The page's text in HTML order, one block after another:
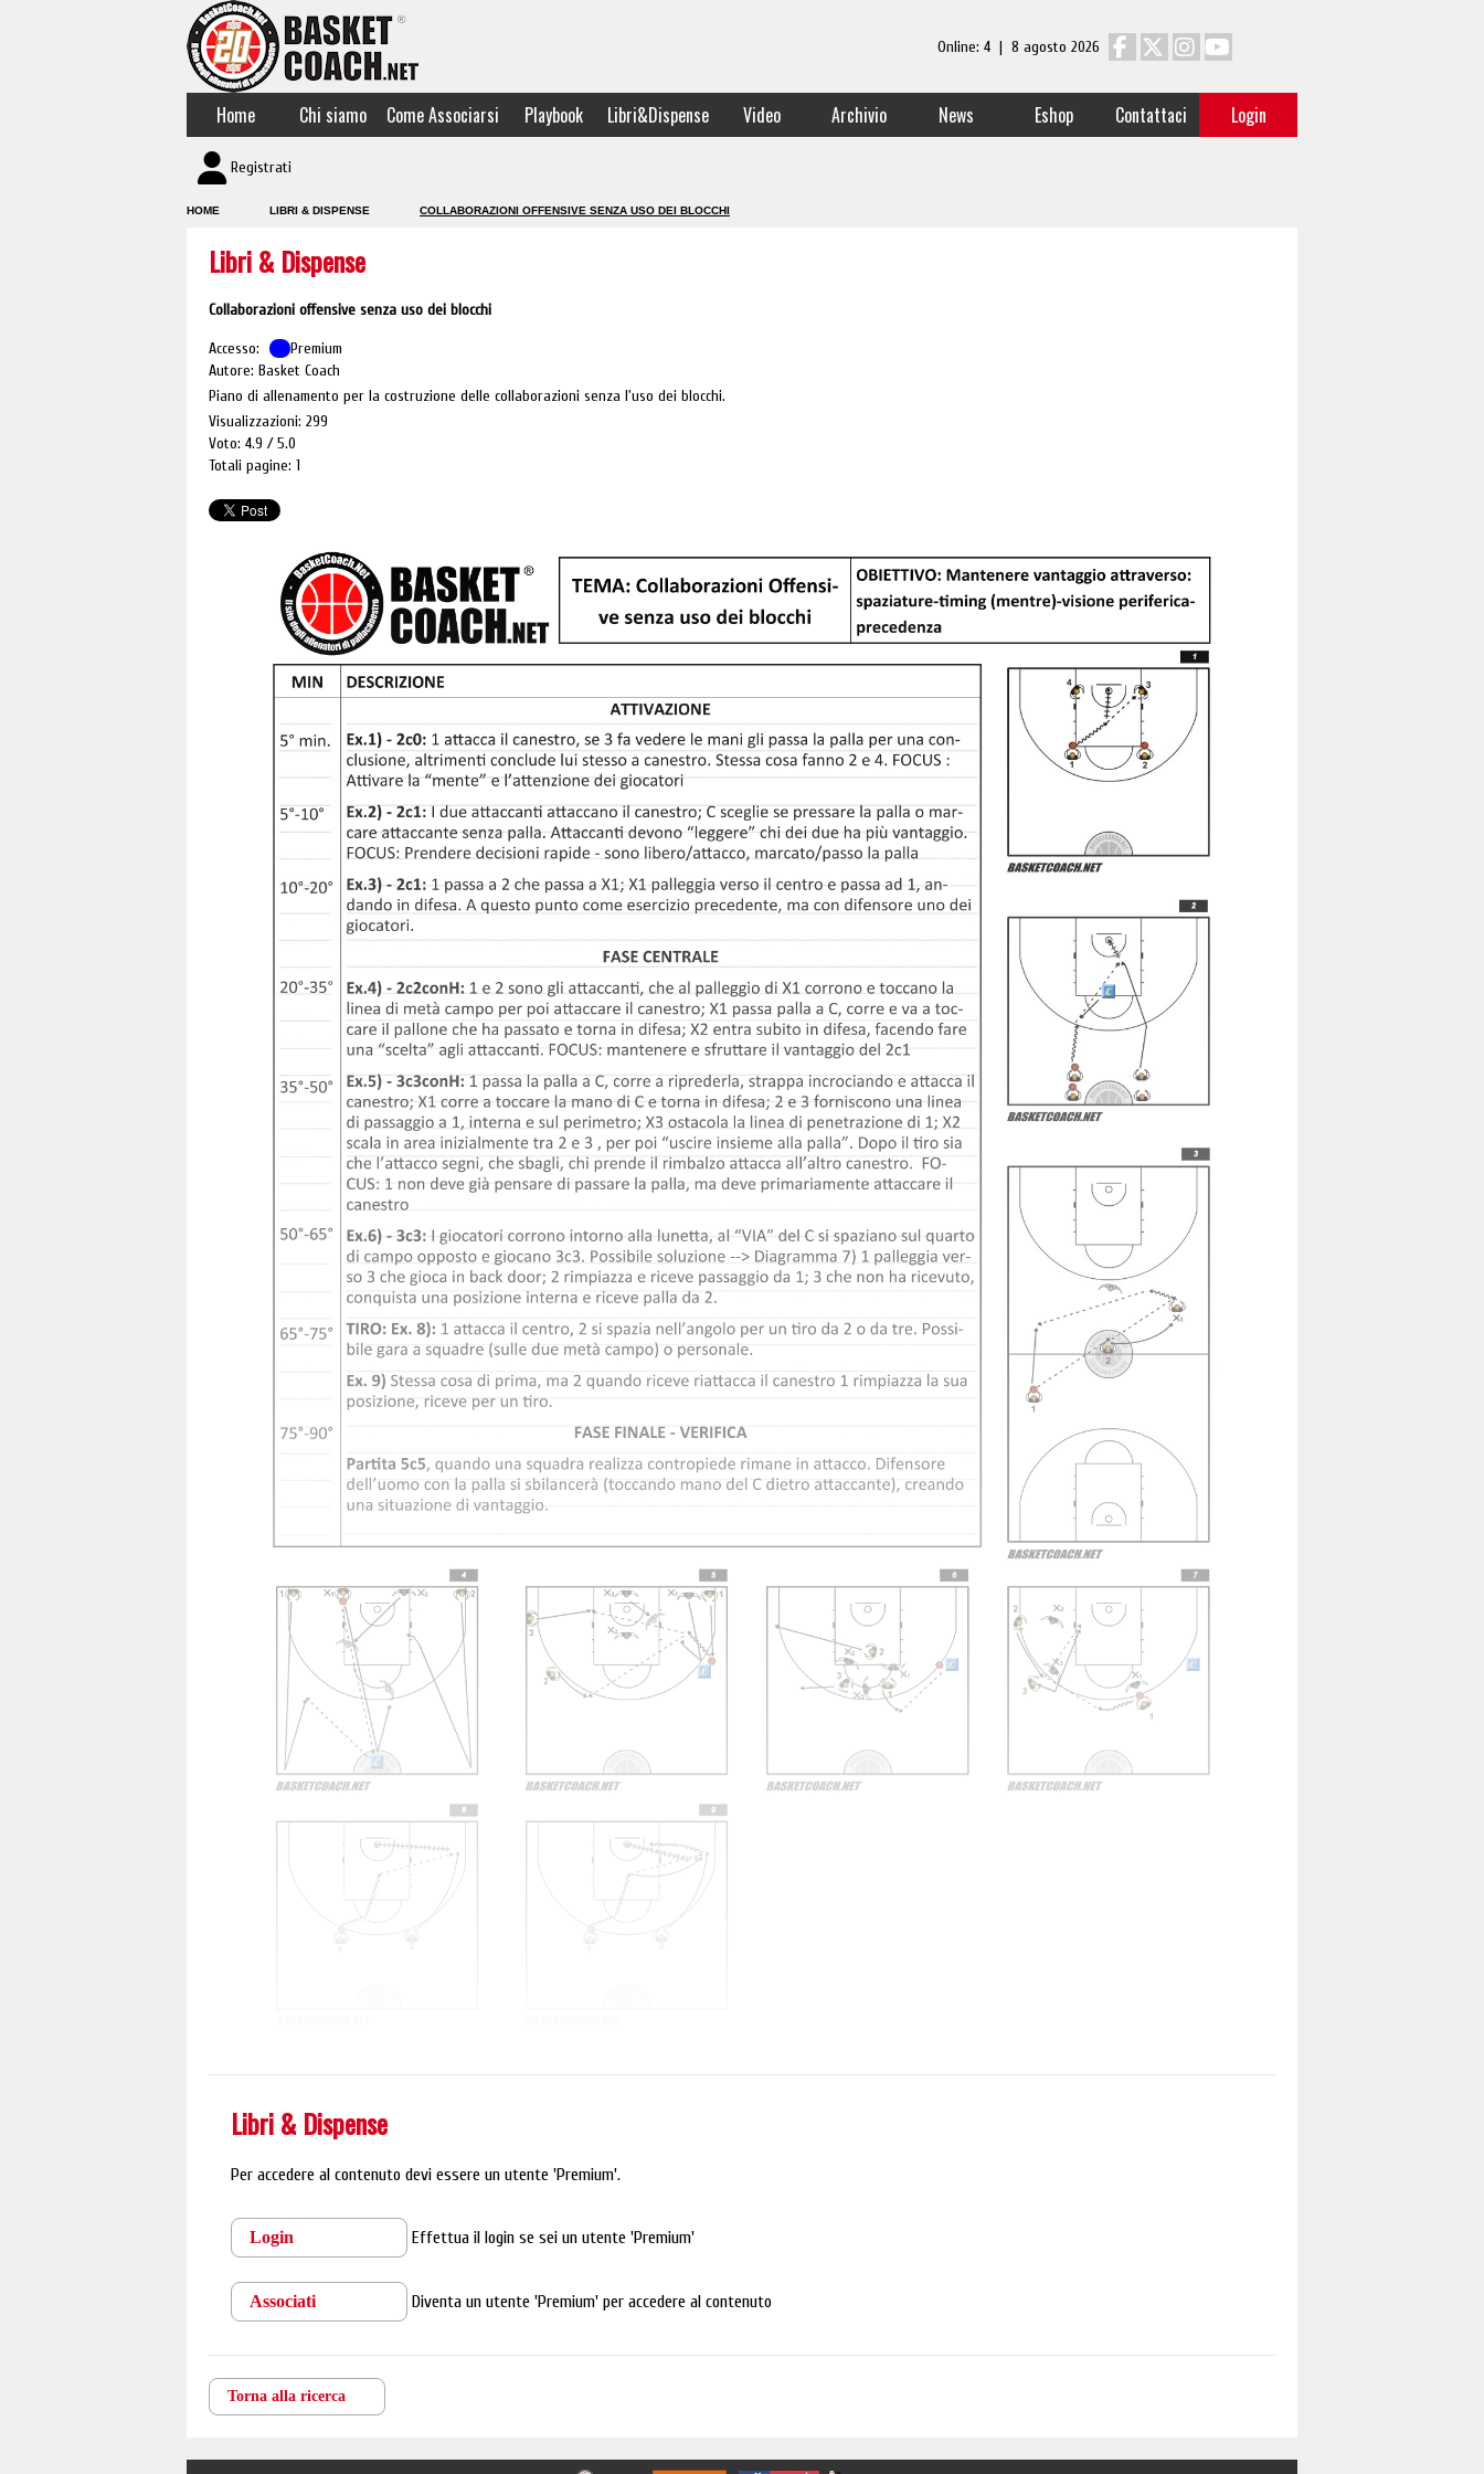
Online: 4 | 8 agosto 2026
Home Chi siamo Come Associarsi Playbook Libri&Dispense Video Archivio News Eshop Contattaci Login
Registrati
HOME LIBRI & DISPENSE COLLABORAZIONI OFFENSIVE SENZA USO DEI BLOCCHI
Libri & Dispense
Collaborazioni offensive senza uso dei blocchi
Accesso:
Premium
Autore: Basket Coach
Piano di allenamento per la costruzione delle collaborazioni senza l'uso dei blocchi.
Visualizzazioni: 299
Voto: 4.9
5.0
Totali pagine: 1
Libri & Dispense
Per accedere al contenuto devi essere un utente 'Premium'.
Login Effettua il login se sei un utente 'Premium'
Associati Diventa un utente 'Premium' per accedere al contenuto
Torna alla ricerca